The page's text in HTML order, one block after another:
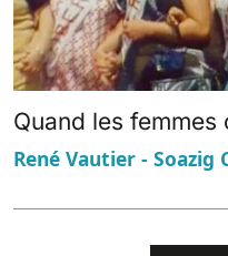
Quand les
René Vautier - Soazig